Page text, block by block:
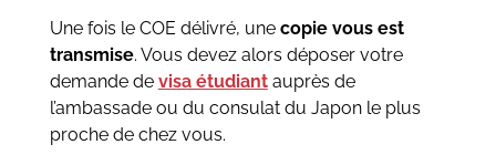
Une fois le COE délivré, une copie vous est
transmise. Vous devez alors déposer votre
demande de visa étudiantauprès de
l’ambassade ou du consulat du Japon le plus
proche de chez vous.